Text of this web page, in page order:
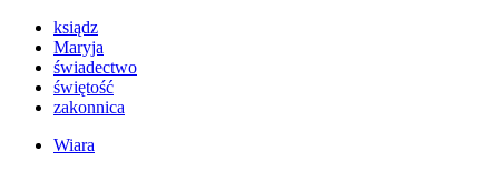
ksiądz
Maryja
świadectwo
świętość
zakonnica
Wiara